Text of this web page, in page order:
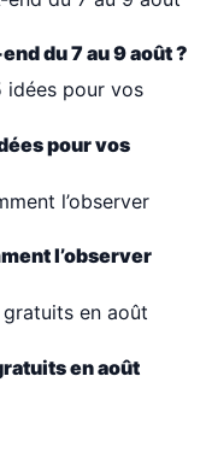
du 7 au 9 août ?
pour vos
l’observer
en août